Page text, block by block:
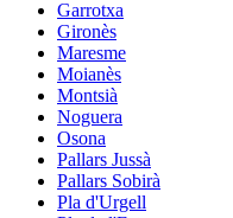
Garrotxa
Gironès
Maresme
Moianès
Montsià
Noguera
Osona
Pallars Jussà
Pallars Sobirà
Pla d'Urgell